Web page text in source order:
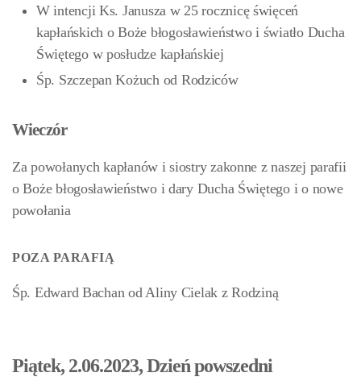
W intencji Ks. Janusza w 25 rocznicę święceń
kapłańskich o Boże błogosławieństwo i światło Ducha
Świętego w posłudze kapłańskiej
Śp. Szczepan Kożuch od Rodziców
Wieczór
Za powołanych kapłanów i siostry zakonne z naszej parafii
o Boże błogosławieństwo i dary Ducha Świętego i o nowe
powołania
POZA PARAFIĄ
Śp. Edward Bachan od Aliny Cielak z Rodziną
Piątek, 2.06.2023, Dzień powszedni